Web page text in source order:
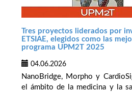
Tres proyectos liderados por
ETSIAE, elegidos como las
programa UPM2T 2025
04.06.2026
NanoBridge, Morpho y
el ámbito de la medicina y la